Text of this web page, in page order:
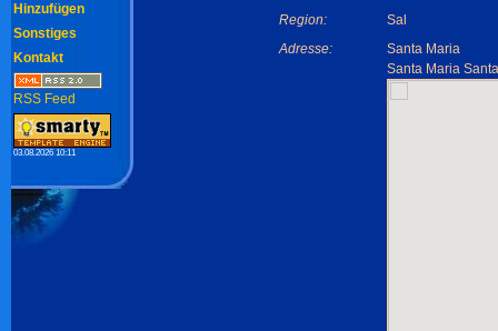
Region:
Sal
Adresse:
Santa Maria
Santa Maria
Hinzufügen
Sonstiges
Kontakt
RSS Feed
03.08.2026 10:11